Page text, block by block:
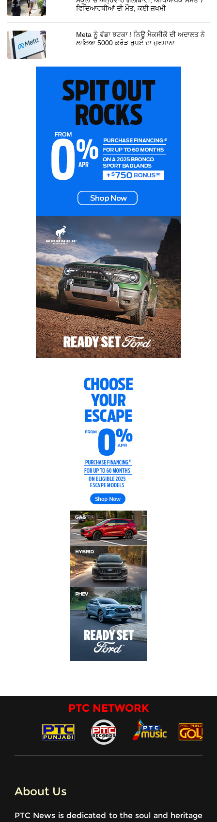
ਵਿਦਿਆਰਥੀਆਂ ਦੀ ਮੌਤ, ਕਈ ਜ਼ਖਮੀ
Meta ਨੂੰ ਵੱਡਾ ਝਟਕਾ ! ਨਿਊ ਮੈਕਸੀਕੋ ਦੀ ਅਦਾਲਤ ਨੇ
ਲਾਇਆ 5000 ਕਰੋੜ ਰੁਪਏ ਦਾ ਜੁਰਮਾਨਾ
PTC NETWORK
About Us
PTC News is dedicated to the soul and heritage